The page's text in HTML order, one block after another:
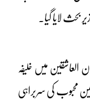
بحث لایا گیا۔
سلطان العاشقین میں خلیفہ
محبوب کی سربراہی